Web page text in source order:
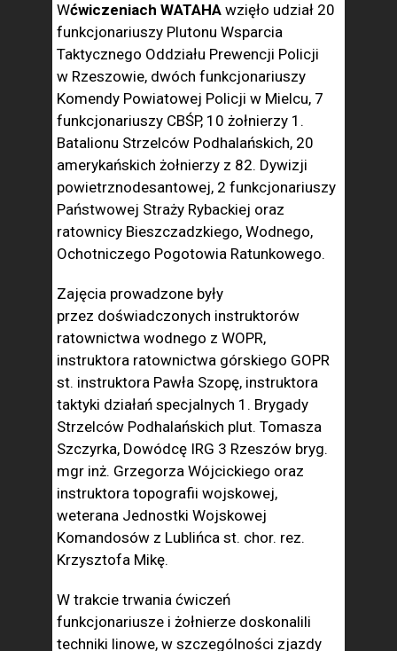
Wćwiczeniach WATAHA wzięło udział 20
funkcjonariuszy Plutonu Wsparcia
Taktycznego Oddziału Prewencji Policji
w Rzeszowie, dwóch funkcjonariuszy
Komendy Powiatowej Policji w Mielcu, 7
funkcjonariuszy CBŚP, 10 żołnierzy 1.
Batalionu Strzelców Podhalańskich, 20
amerykańskich żołnierzy z 82. Dywizji
powietrznodesantowej, 2 funkcjonariuszy
Państwowej Straży Rybackiej oraz
ratownicy Bieszczadzkiego, Wodnego,
Ochotniczego Pogotowia Ratunkowego.
Zajęcia prowadzone były
przez doświadczonych instruktorów
ratownictwa wodnego z WOPR,
instruktora ratownictwa górskiego GOPR
st. instruktora Pawła Szopę, instruktora
taktyki działań specjalnych 1. Brygady
Strzelców Podhalańskich plut. Tomasza
Szczyrka, Dowódcę IRG 3 Rzeszów bryg.
mgr inż. Grzegorza Wójcickiego oraz
instruktora topografii wojskowej,
weterana Jednostki Wojskowej
Komandosów z Lublińca st. chor. rez.
Krzysztofa Mikę.
W trakcie trwania ćwiczeń
funkcjonariusze i żołnierze doskonalili
techniki linowe, w szczególności zjazdy